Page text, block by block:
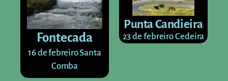
Fontecada
16 de febreiro Santa
Comba
Punta Candieira
23 de febreiro Cedeira